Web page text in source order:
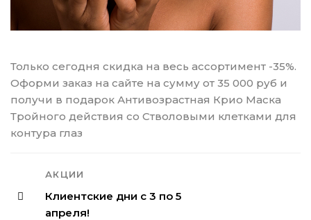
Только сегодня скидка на весь ассортимент -35%.
Оформи заказ на сайте на сумму от 35 000 руб и
получи в подарок Антивозрастная Крио Маска
Тройного действия со Стволовыми клетками для
контура глаз
АКЦИИ
Клиентские дни с 3 по 5
апреля!